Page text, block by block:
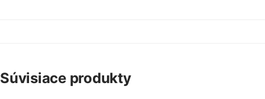
Súvisiace produkty